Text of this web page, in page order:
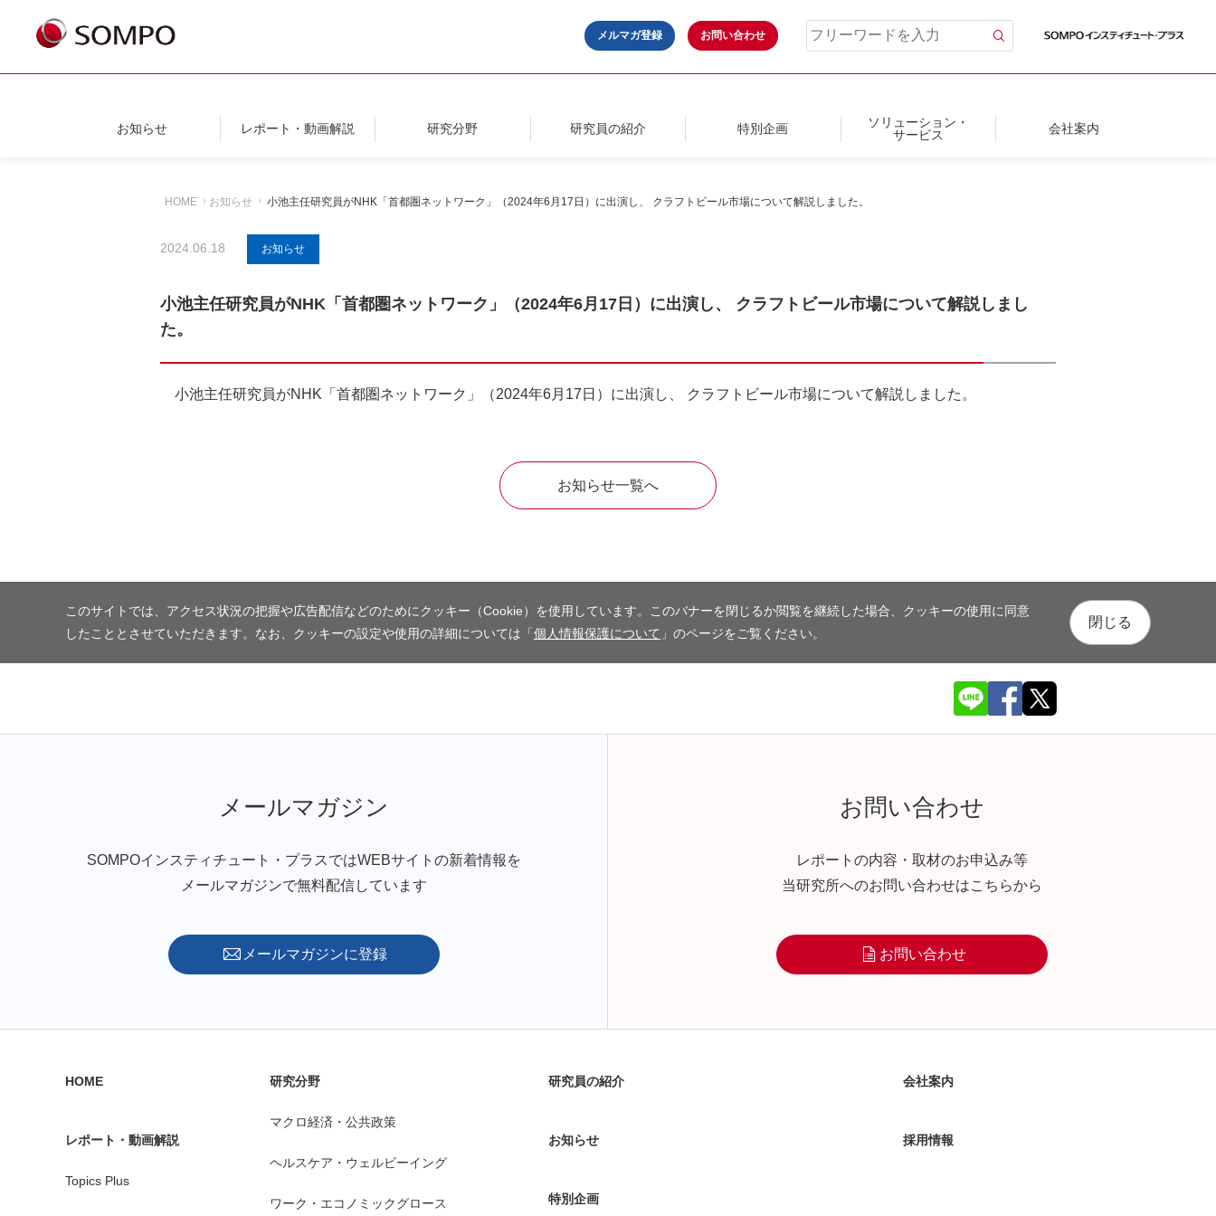
メルマガ登録 お問い合わせ
お知らせ レポート・動画解説 研究分野 研究員の紹介 特別企画
ソリューション・
サービス
会社案内
HOME お知らせ 小池主任研究員がNHK「首都圏ネットワーク」（2024年6月17日）に出演し、 クラフトビール市場について解説しました。
2024.06.18 お知らせ
小池主任研究員がNHK「首都圏ネットワーク」（2024年6月17日）に出演し、 クラフトビール市場について解説しまし
た。
小池主任研究員がNHK「首都圏ネットワーク」（2024年6月17日）に出演し、 クラフトビール市場について解説しました。
お知らせ一覧へ
このサイトでは、アクセス状況の把握や広告配信などのためにクッキー（Cookie）を使用しています。このバナーを閉じるか閲覧を継続した場合、クッキーの使用に同意
したこととさせていただきます。なお、クッキーの設定や使用の詳細については「個人情報保護について 」のページをご覧ください。
閉じる
メールマガジン
SOMPOインスティチュート・プラスではWEBサイトの新着情報を
メールマガジンで無料配信しています
メールマガジンに登録
お問い合わせ
レポートの内容・取材のお申込み等
当研究所へのお問い合わせはこちらから
お問い合わせ
HOME
レポート・動画解説
Topics Plus
研究分野
マクロ経済・公共政策
ヘルスケア・ウェルビーイング
ワーク・エコノミックグロース
研究員の紹介
お知らせ
特別企画
会社案内
採用情報